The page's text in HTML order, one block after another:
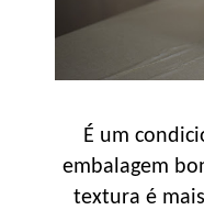
É um
embalagem
textura é